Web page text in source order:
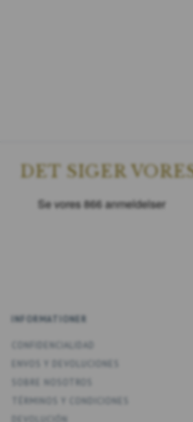
DET SIGER
INFORMATIONER
CONFIDENCIALIDAD
TÉRMINOS Y CONDICIONES